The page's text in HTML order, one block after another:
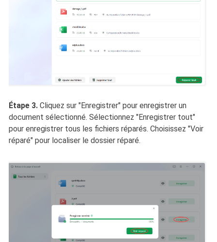
Étape 3.Cliquez sur "Enregistrer" pour enregistrer un
document sélectionné. Sélectionnez "Enregistrer tout"
pour enregistrer tous les fichiers réparés. Choisissez "Voir
réparé" pour localiser le dossier réparé.